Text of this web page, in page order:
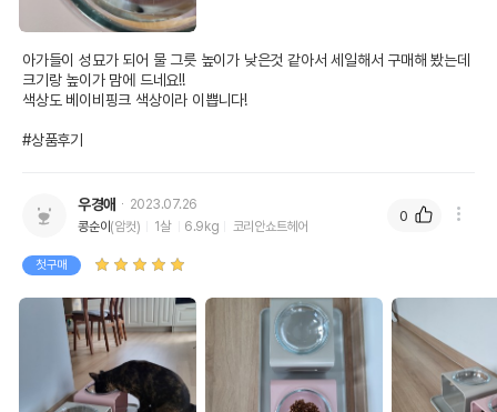
아가들이 성묘가 되어 물 그릇 높이가 낮은것 같아서 세일해서 구매해 봤는데
크기랑 높이가 맘에 드네요!!
색상도 베이비핑크 색상이라 이쁩니다!
#상품후기
우경애
2023.07.26
콩순이 (암컷) 1살 6.9kg 코리안쇼트헤어
첫구매
0